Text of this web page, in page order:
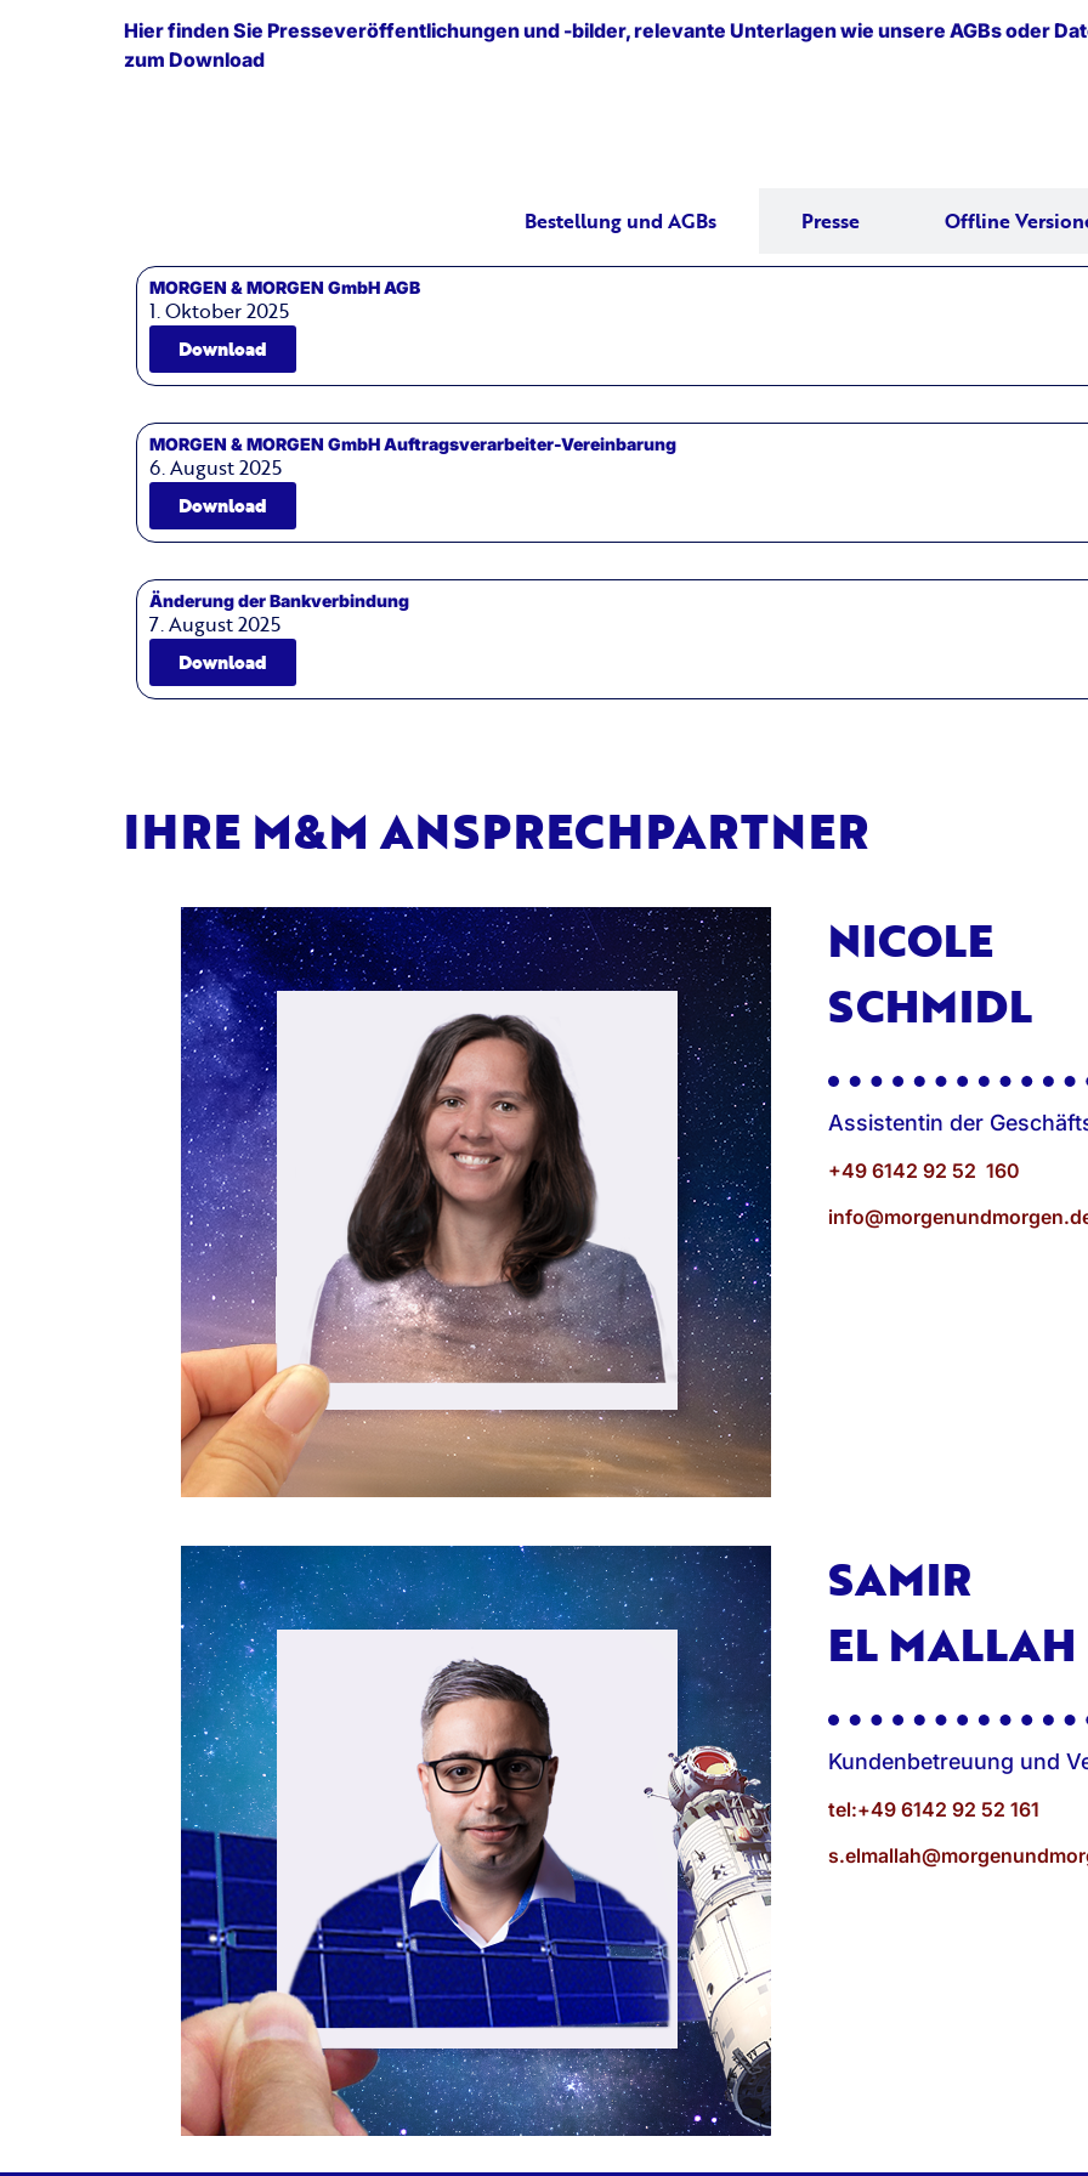
Hier finden Sie Presseveröffentlichungen und -bilder, relevante Unterlagen wie unsere AGBs oder
zum Download
Bestellung und AGBs Presse Offline
MORGEN & MORGEN GmbH AGB
1. Oktober 2025
Download
MORGEN & MORGEN GmbH Auftragsverarbeiter-Vereinbarung
6. August 2025
Download
Änderung der Bankverbindung
7. August 2025
Download
IHRE M&M ANSPRECHPARTNER
NICOLE
SCHMIDL
Assistentin der
+49 6142 92 52 160
SAMIR
EL MALLAH
Kundenbetreuung und
tel:+49 6142 92 52 161